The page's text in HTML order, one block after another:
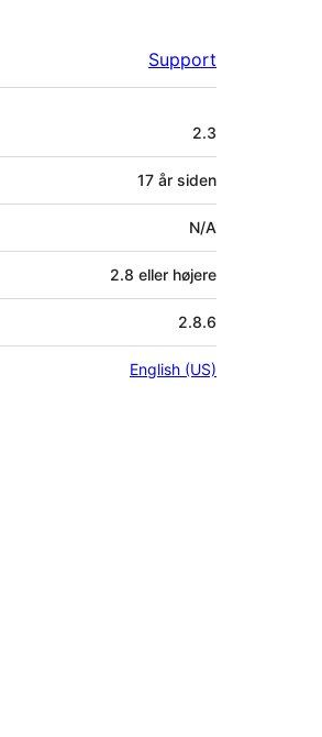
Support
2.3
17 år siden
N/A
2.8 eller højere
2.8.6
English (US)